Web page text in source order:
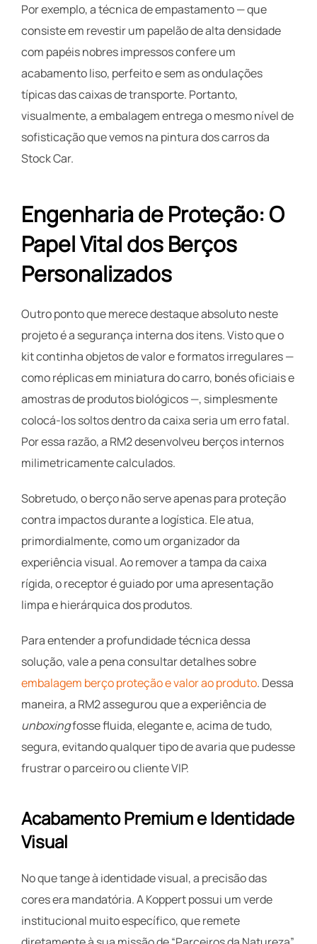
Por exemplo, a técnica de empastamento — que
consiste em revestir um papelão de alta densidade
com papéis nobres impressos confere um
acabamento liso, perfeito e sem as ondulações
típicas das caixas de transporte. Portanto,
visualmente, a embalagem entrega o mesmo nível de
sofisticação que vemos na pintura dos carros da
Stock Car.
Engenharia de Proteção: O
Papel Vital dos Berços
Personalizados
Outro ponto que merece destaque absoluto neste
projeto é a segurança interna dos itens. Visto que o
kit continha objetos de valor e formatos irregulares —
como réplicas em miniatura do carro, bonés oficiais e
amostras de produtos biológicos —, simplesmente
colocá-los soltos dentro da caixa seria um erro fatal.
Por essa razão, a RM2 desenvolveu berços internos
milimetricamente calculados.
Sobretudo, o berço não serve apenas para proteção
contra impactos durante a logística. Ele atua,
primordialmente, como um organizador da
experiência visual. Ao remover a tampa da caixa
rígida, o receptor é guiado por uma apresentação
limpa e hierárquica dos produtos.
Para entender a profundidade técnica dessa
solução, vale a pena consultar detalhes sobre
embalagem berço proteção e valor ao produto. Dessa
maneira, a RM2 assegurou que a experiência de
unboxingfosse fluida, elegante e, acima de tudo,
segura, evitando qualquer tipo de avaria que pudesse
frustrar o parceiro ou cliente VIP.
Acabamento Premium e Identidade
Visual
No que tange à identidade visual, a precisão das
cores era mandatória. A Koppert possui um verde
institucional muito específico, que remete